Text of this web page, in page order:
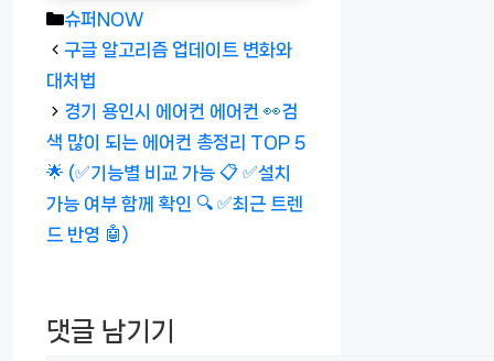
카
테
고
리
슈퍼NOW
구글 알고리즘 업데이트 변화와
대처법
경기 용인시 에어컨 에어컨 👀검
색 많이 되는 에어컨 총정리 TOP 5
🌟 (✅기능별 비교 가능 📋 ✅설치
가능 여부 함께 확인 🔍 ✅최근 트렌
드 반영 🤖)
댓글 남기기